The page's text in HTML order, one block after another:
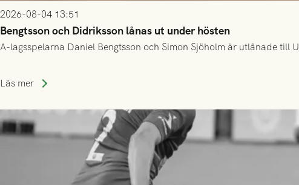
2026-08-04 13:51
Bengtsson och Didriksson lånas ut under hösten
A-lagsspelarna Daniel Bengtsson och Simon Sjöholm är utlånade
Läs mer